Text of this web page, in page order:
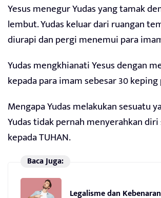
Yesus menegur Yudas yang tamak
lembut. Yudas keluar dari ruangan
diurapi dan pergi menemui para
Yudas mengkhianati Yesus dengan
kepada para imam sebesar 30
Mengapa Yudas melakukan sesuatu
Yudas tidak pernah menyerahkan
kepada TUHAN.
Baca Juga:
Legalisme dan